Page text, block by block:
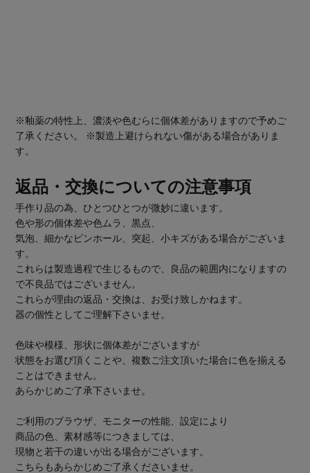
※釉薬の特性上、濃淡や色むらに個体差がありますので予めご
了承ください。 ※製造上避けられない傷がある場合がありま
す。
返品・交換についての注意事項
手作り品の為、ひとつひとつが微妙に違います。
色や形の個体差や色ムラ、黒点、
気泡、細かなピンホール、突起、小キズがある場合がございま
す。
これらは製造過程で生じるもので、良品の範囲内になりますの
で不良品ではございません。
これらが理由の返品・交換は、お受け致しかねます。
器の個性としてご理解下さいませ。
色味や模様、形状に個体差がございますが
状態をお選び頂くことや、複数ご注文頂いた場合に色を揃える
ことはできません。
あらかじめご了承下さいませ。
ご利用のブラウザ、モニターの性能、設定により
商品の色、素材感等につきましては、
現物と若干の違いが出る場合がございます。
こちらもあらかじめご了承くださいませ。